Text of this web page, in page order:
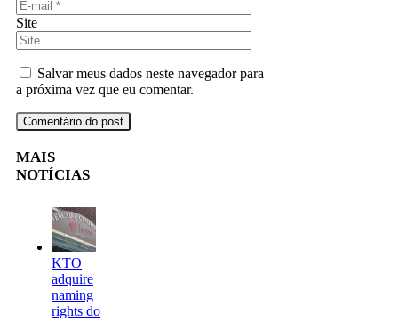
Site
Salvar meus dados neste navegador para
a próxima vez que eu comentar.
MAIS
NOTÍCIAS
KTO
adquire
naming
rights do